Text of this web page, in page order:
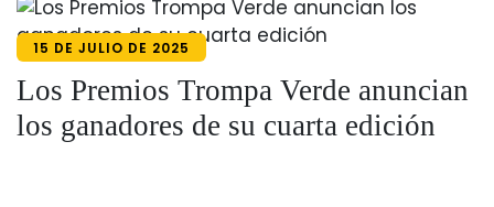
15 DE JULIO DE 2025
Los Premios Trompa Verde anuncian
los ganadores de su cuarta edición